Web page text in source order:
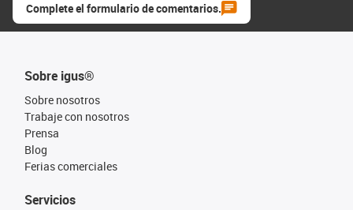
Complete el formulario de comentarios.
Sobre igus®
Sobre nosotros
Trabaje con nosotros
Prensa
Blog
Ferias comerciales
Servicios